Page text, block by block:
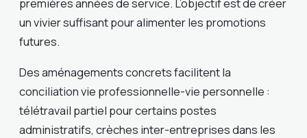
premières années de service. L’objectif est de créer
un vivier suffisant pour alimenter les promotions
futures.
Des aménagements concrets facilitent la
conciliation vie professionnelle-vie personnelle :
télétravail partiel pour certains postes
administratifs, crèches inter-entreprises dans les